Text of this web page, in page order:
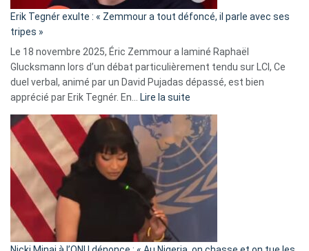
«
C’est
fake
news
»
Erik Tegnér exulte : « Zemmour a tout défoncé, il parle avec ses
tripes »
Le 18 novembre 2025, Éric Zemmour a laminé Raphaël
Glucksmann lors d’un débat particulièrement tendu sur LCI, Ce
duel verbal, animé par un David Pujadas dépassé, est bien
apprécié par Erik Tegnér. En…
Lire la suite
Tegnér
exulte
« Zemmour
a
tout
parle